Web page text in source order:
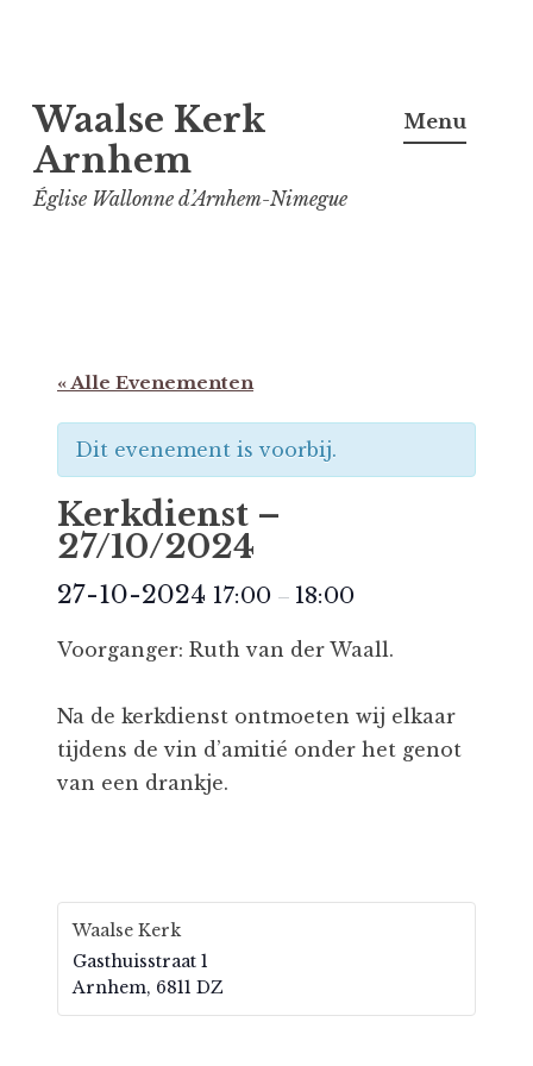
naar
inhoud
Waalse Kerk
Arnhem
Église Wallonne d’Arnhem-Nimegue
Menu
« Alle Evenementen
Dit evenement is voorbij.
Kerkdienst –
27/10/2024
27-10-2024 17:00 – 18:00
Voorganger: Ruth van der Waall.
Na de kerkdienst ontmoeten wij elkaar
tijdens de vin d’amitié onder het genot
van een drankje.
Waalse Kerk
Gasthuisstraat 1
Arnhem, 6811 DZ